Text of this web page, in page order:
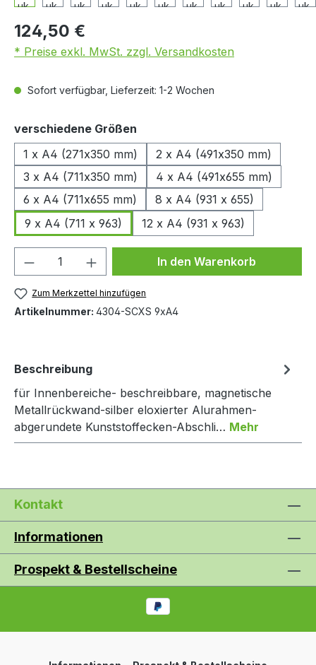
124,50 €
* Preise exkl. MwSt. zzgl. Versandkosten
Sofort verfügbar, Lieferzeit: 1-2 Wochen
verschiedene Größen
1 x A4 (271x350 mm)
2 x A4 (491x350 mm)
3 x A4 (711x350 mm)
4 x A4 (491x655 mm)
6 x A4 (711x655 mm)
8 x A4 (931 x 655)
9 x A4 (711 x 963)
12 x A4 (931 x 963)
Produkt Anzahl: Gib denIn den Warenkorb
Zum Merkzettel hinzufügen
Artikelnummer: 4304-SCXS 9xA4
Beschreibung
für Innenbereiche- beschreibbare, magnetische
Metallrückwand-silber eloxierter Alurahmen-
abgerundete Kunststoffecken-Abschli… Mehr
Kontakt
Informationen
Prospekt & Bestellscheine